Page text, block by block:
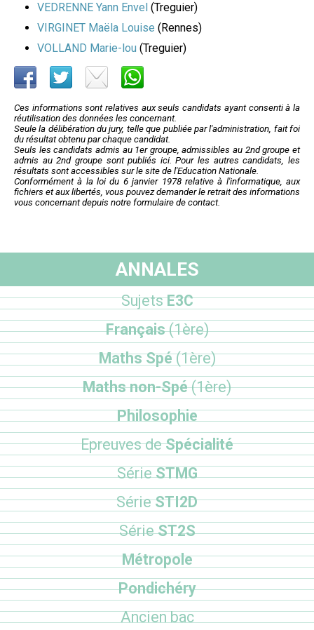
VEDRENNE Yann Envel (Treguier)
VIRGINET Maëla Louise (Rennes)
VOLLAND Marie-lou (Treguier)
Ces informations sont relatives aux seuls candidats ayant consenti à la
réutilisation des données les concernant.
Seule la délibération du jury, telle que publiée par l'administration, fait foi
du résultat obtenu par chaque candidat.
Seuls les candidats admis au 1er groupe, admissibles au 2nd groupe et
admis au 2nd groupe sont publiés ici. Pour les autres candidats, les
résultats sont accessibles sur le site de l'Education Nationale.
Conformément à la loi du 6 janvier 1978 relative à l'informatique, aux
fichiers et aux libertés, vous pouvez demander le retrait des informations
vous concernant depuis notre formulaire de contact.
ANNALES
SujetsE3C
Français(1ère)
Maths Spé(1ère)
Maths non-Spé(1ère)
Philosophie
Epreuves deSpécialité
SérieSTMG
SérieSTI2D
SérieST2S
Métropole
Pondichéry
Ancien bac